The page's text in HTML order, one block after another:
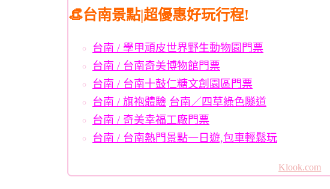
👒台南景點|超優惠好玩行程!
台南 / 學甲頑皮世界野生動物園門票
台南 / 台南奇美博物館門票
台南 / 台南十鼓仁糖文創園區門票
台南 / 旗袍體驗 台南／四草綠色隧道
台南 / 奇美幸福工廠門票
台南 / 台南熱門景點一日遊,包車輕鬆玩
Klook.com